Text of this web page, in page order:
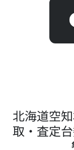
北海道空
取・査定